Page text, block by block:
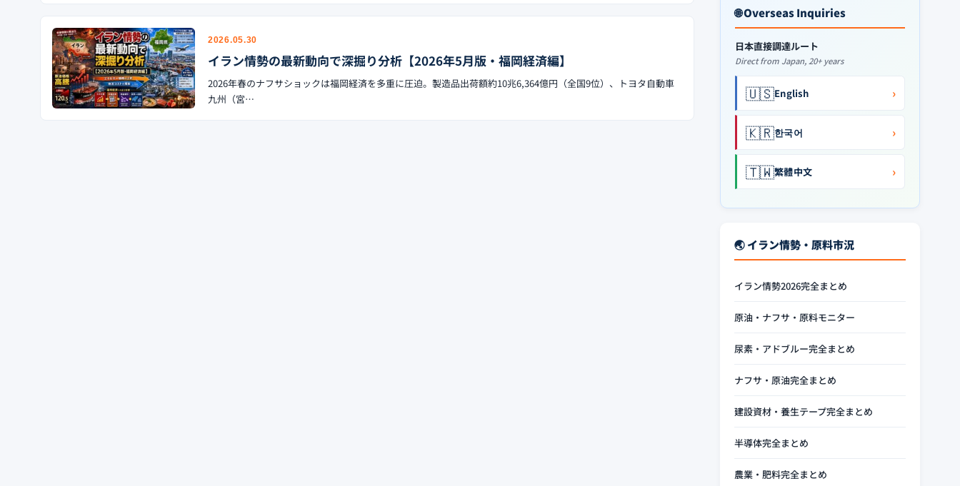
2026.05.30
イラン情勢の最新動向で深掘り分析【2026年5月版・福岡経済編】
2026年春のナフサショックは福岡経済を多重に圧迫。製造品出荷額約10兆6,364億円（全国9位）、トヨタ自動車
九州（宮…
🌐 Overseas Inquiries
日本直接調達ルート
Direct from Japan, 20+ years
🇺🇸English ›
🇰🇷한국어 ›
🇹🇼繁體中文 ›
🌏 イラン情勢・原料市況
イラン情勢2026完全まとめ
原油・ナフサ・原料モニター
尿素・アドブルー完全まとめ
ナフサ・原油完全まとめ
建設資材・養生テープ完全まとめ
半導体完全まとめ
農業・肥料完全まとめ